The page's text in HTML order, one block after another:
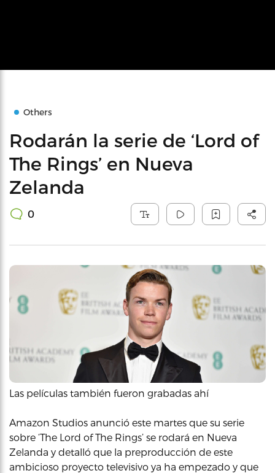
Others
Rodarán la serie de ‘Lord of
The Rings’ en Nueva
Zelanda
0
Las películas también fueron grabadas ahí
Amazon Studios anunció este martes que su serie
sobre ‘The Lord of The Rings’ se rodará en Nueva
Zelanda y detalló que la preproducción de este
ambicioso proyecto televisivo ya ha empezado y que